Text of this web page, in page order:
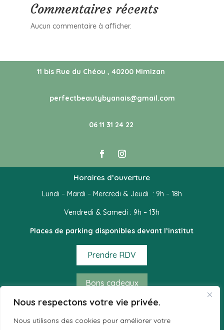
Nous respectons votre vie privée.
Nous utilisons des cookies pour améliorer votre
Commentaires récents
Aucun commentaire à afficher.
11 bis Rue du Chéou , 40200 Mimizan
perfectbeautybyanais@gmail.com
06 11 31 24 22
Horaires d’ouverture
Lundi – Mardi – Mercredi & Jeudi : 9h – 18h
Vendredi & Samedi : 9h – 13h
Places de parking disponibles devant l’institut
Prendre RDV
Bons cadeaux
Mode de règlement acceptés
– Espèces